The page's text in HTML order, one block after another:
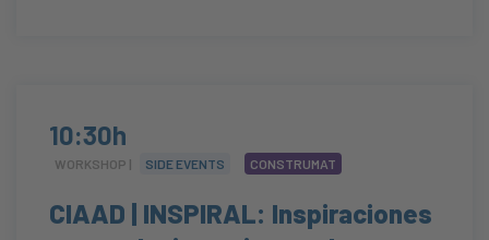
10:30h
WORKSHOP | SIDE EVENTS CONSTRUMAT
CIAAD | INSPIRAL: Inspiraciones